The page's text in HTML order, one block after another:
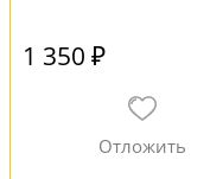
1 350 ₽